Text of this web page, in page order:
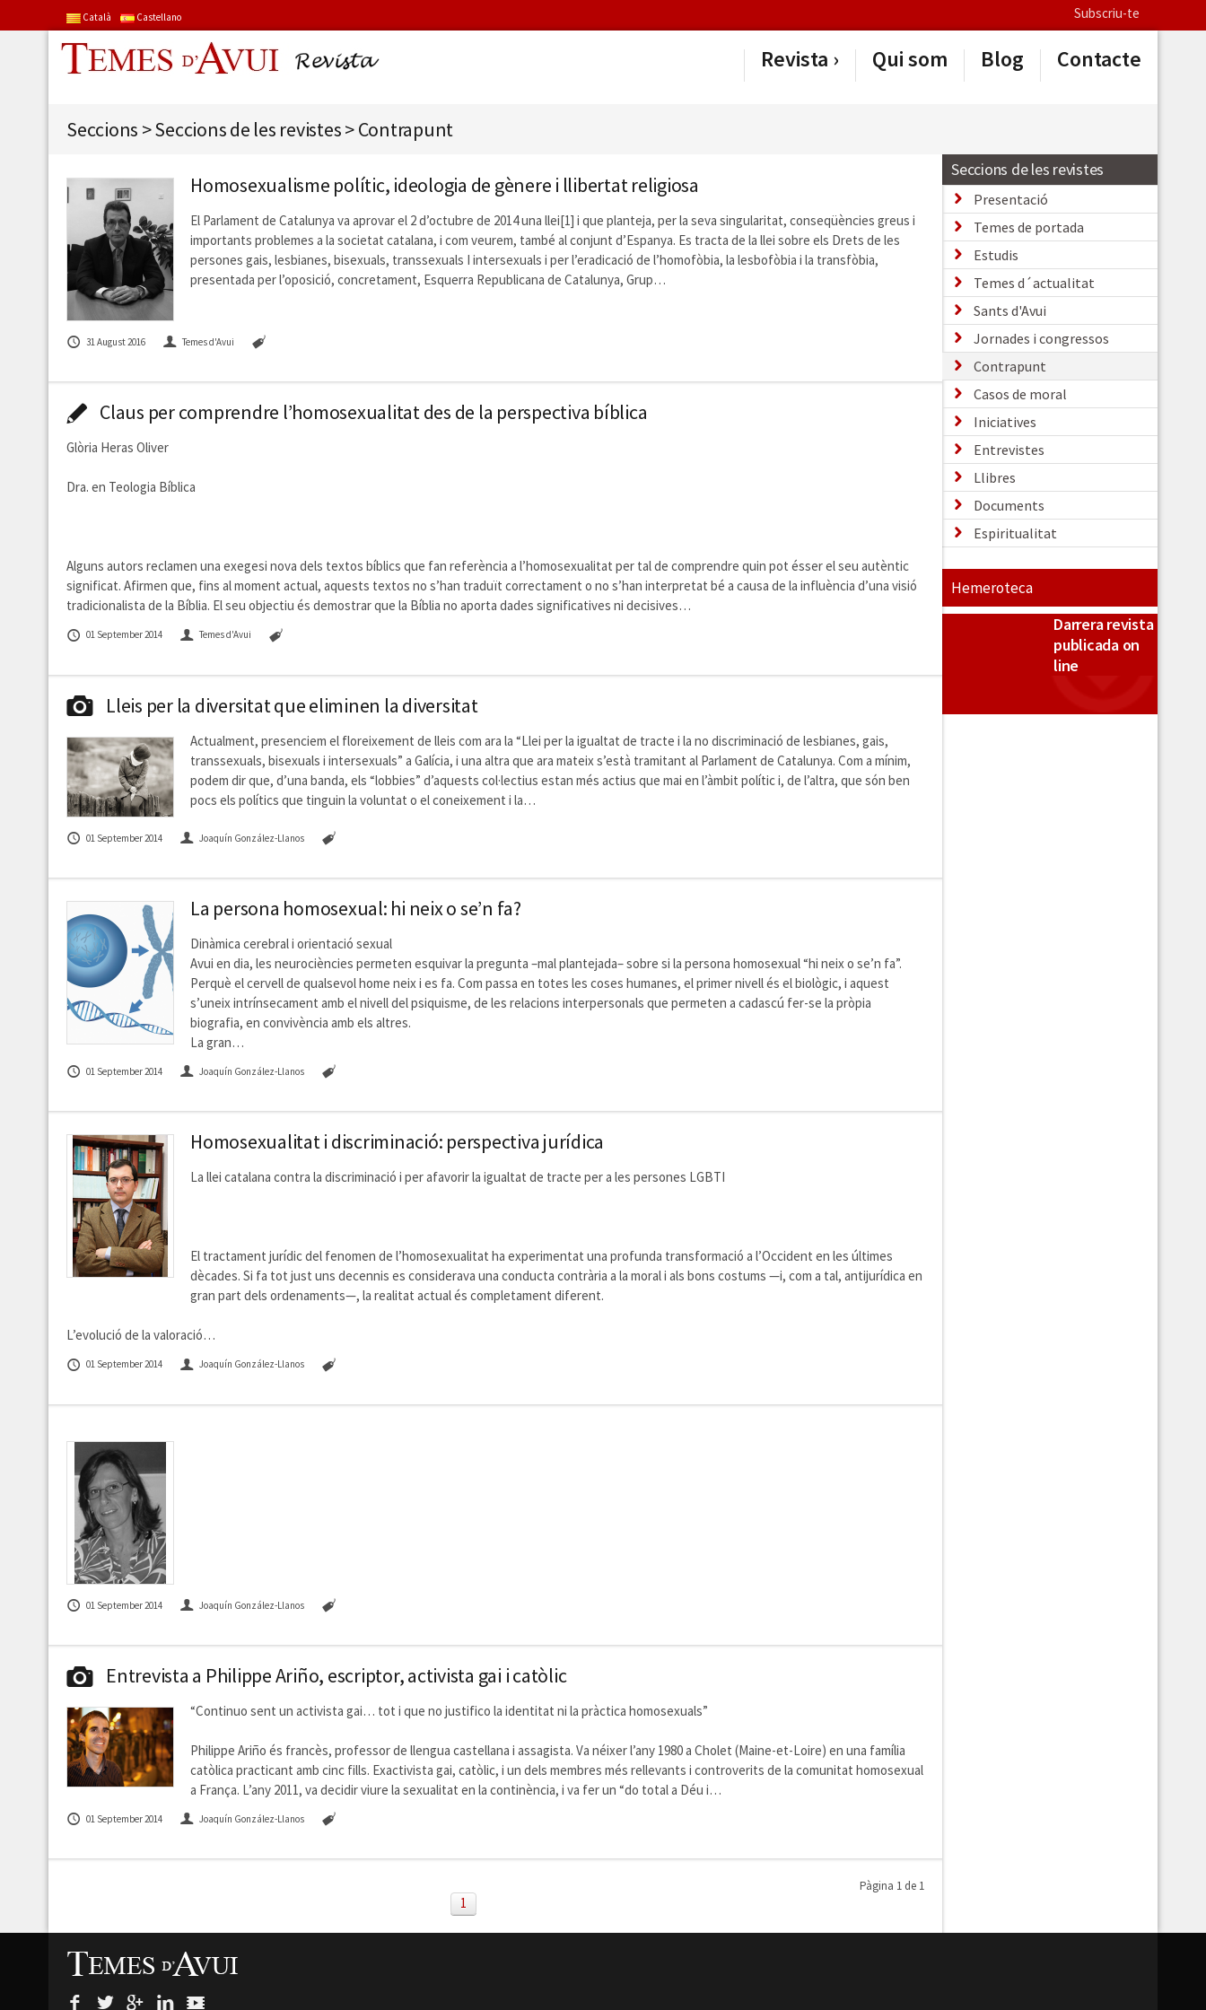
Català Castellano Subscriu-te
Revista Qui som Blog Contacte
Seccions >Seccions de les revistes>Contrapunt
Homosexualisme polític, ideologia de gènere i llibertat religiosa
El Parlament de Catalunya va aprovar el 2 d’octubre de 2014 una llei[1] i que planteja, per la seva singularitat, conseqüències greus i
importants problemes a la societat catalana, i com veurem, també al conjunt d’Espanya. Es tracta de la llei sobre els Drets de les
persones gais, lesbianes, bisexuals, transsexuals I intersexuals i per l’eradicació de l’homofòbia, la lesbofòbia i la transfòbia,
presentada per l’oposició, concretament, Esquerra Republicana de Catalunya, Grup…
31 August 2016 Temes d'Avui
Claus per comprendre l’homosexualitat des de la perspectiva bíblica
Glòria Heras Oliver
Dra. en Teologia Bíblica
Alguns autors reclamen una exegesi nova dels textos bíblics que fan referència a l’homosexualitat per tal de comprendre quin pot ésser el seu autèntic
significat. Afirmen que, fins al moment actual, aquests textos no s’han traduït correctament o no s’han interpretat bé a causa de la influència d’una visió
tradicionalista de la Bíblia. El seu objectiu és demostrar que la Bíblia no aporta dades significatives ni decisives…
01 September 2014 Temes d'Avui
Lleis per la diversitat que eliminen la diversitat
Actualment, presenciem el floreixement de lleis com ara la “Llei per la igualtat de tracte i la no discriminació de lesbianes, gais,
transsexuals, bisexuals i intersexuals” a Galícia, i una altra que ara mateix s’està tramitant al Parlament de Catalunya. Com a mínim,
podem dir que, d’una banda, els “lobbies” d’aquests col·lectius estan més actius que mai en l’àmbit polític i, de l’altra, que són ben
pocs els polítics que tinguin la voluntat o el coneixement i la…
01 September 2014 Joaquín González-Llanos
La persona homosexual: hi neix o se’n fa?
Dinàmica cerebral i orientació sexual
Avui en dia, les neurociències permeten esquivar la pregunta –mal plantejada– sobre si la persona homosexual “hi neix o se’n fa”.
Perquè el cervell de qualsevol home neix i es fa. Com passa en totes les coses humanes, el primer nivell és el biològic, i aquest
s’uneix intrínsecament amb el nivell del psiquisme, de les relacions interpersonals que permeten a cadascú fer-se la pròpia
biografia, en convivència amb els altres.
La gran…
01 September 2014 Joaquín González-Llanos
Homosexualitat i discriminació: perspectiva jurídica
La llei catalana contra la discriminació i per afavorir la igualtat de tracte per a les persones LGBTI
El tractament jurídic del fenomen de l’homosexualitat ha experimentat una profunda transformació a l’Occident en les últimes
dècades. Si fa tot just uns decennis es considerava una conducta contrària a la moral i als bons costums —i, com a tal, antijurídica en
gran part dels ordenaments—, la realitat actual és completament diferent.
L’evolució de la valoració…
01 September 2014 Joaquín González-Llanos
01 September 2014 Joaquín González-Llanos
Entrevista a Philippe Ariño, escriptor, activista gai i catòlic
“Continuo sent un activista gai… tot i que no justifico la identitat ni la pràctica homosexuals”
Philippe Ariño és francès, professor de llengua castellana i assagista. Va néixer l’any 1980 a Cholet (Maine-et-Loire) en una família
catòlica practicant amb cinc fills. Exactivista gai, catòlic, i un dels membres més rellevants i controverits de la comunitat homosexual
a França. L’any 2011, va decidir viure la sexualitat en la continència, i va fer un “do total a Déu i…
01 September 2014 Joaquín González-Llanos
Pàgina 1 de 1
1
Seccions de les revistes
Presentació
Temes de portada
Estudis
Temes d´actualitat
Sants d'Avui
Jornades i congressos
Contrapunt
Casos de moral
Iniciatives
Entrevistes
Llibres
Documents
Espiritualitat
Hemeroteca
Darrera revista
publicada on
line